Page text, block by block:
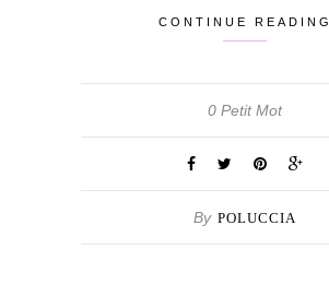
CONTINUE READING
0 Petit Mot
By POLUCCIA